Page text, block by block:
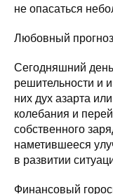
не опасаться
Любовный
Сегодняшний
решительности и
них дух азарта
колебания и
собственного
наметившееся
в развитии
Финансовый